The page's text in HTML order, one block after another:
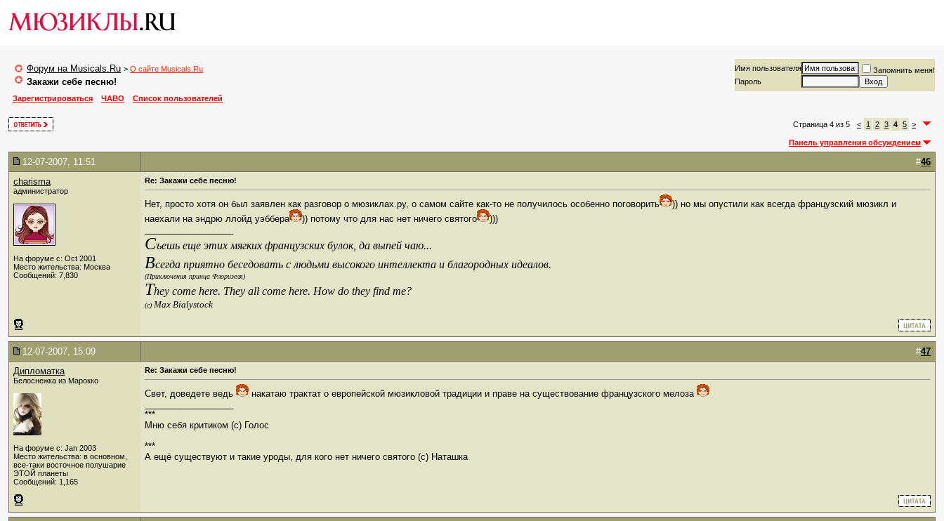
Форум на Musicals.Ru > О сайте Musicals.Ru
Закажи себе песню!
Имя пользователя
Запомнить меня!
Пароль
Зарегистрироваться
ЧАВО Список пользователей
Страница 4 из 5 < 1 2 3 4 5 >
Панель управления обсуждением
12-07-2007, 11:51 #46
charisma
администратор
На форуме с: Oct 2001
Место жительства: Москва
Сообщений: 7,830
Re: Закажи себе песню!
Нет, просто хотя он был заявлен как разговор о мюзиклах.ру, о самом сайте как-то не получилось особенно поговорить
)) но мы опустили как всегда французский мюзикл и
наехали на эндрю ллойд уэббера
)) потому что для нас нет ничего святого
)))
Съешь еще этих мягких французских булок, да выпей чаю...
Всегда приятно беседовать с людьми высокого интеллекта и благородных идеалов.
(Приключения принца Флоризеля)
They come here. They all come here. How do they find me?
(c) Max Bialystock
12-07-2007, 15:09 #47
Дипломатка
Белоснежка из Марокко
На форуме с: Jan 2003
Место жительства: в основном,
все-таки восточное полушарие
ЭТОЙ планеты
Сообщений: 1,165
Re: Закажи себе песню!
Свет, доведете ведь
накатаю трактат о европейской мюзикловой традиции и праве на существование французского мелоза
***
Мню себя критиком (c) Голос
***
А ещё существуют и такие уроды, для кого нет ничего святого (с) Наташка